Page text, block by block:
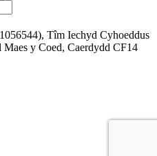
Tîm Iechyd Cyhoeddus
y Coed, Caerdydd CF14